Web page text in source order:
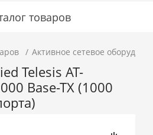
товаров
Активное сетевое
Telesis AT-
Base-TX (1000